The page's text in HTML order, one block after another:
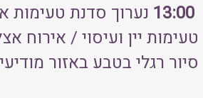
13:00 נערוך סדנת טעימות
טעימות יין ועיסוי / אירוח
סיור רגלי בטבע באזור